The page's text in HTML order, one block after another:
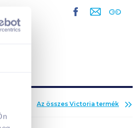
Az összes Victoria termék